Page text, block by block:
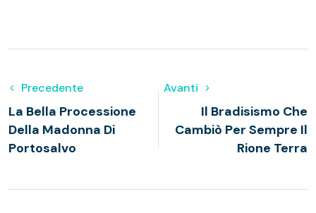
Precedente
La Bella Processione
Della Madonna Di
Portosalvo
Avanti
Il Bradisismo Che
Cambiò Per Sempre Il
Rione Terra